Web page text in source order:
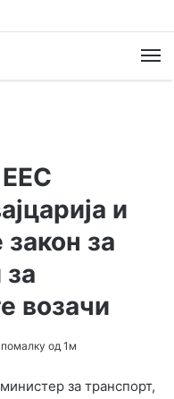
и
за
возачи
од 1м
за транспорт,